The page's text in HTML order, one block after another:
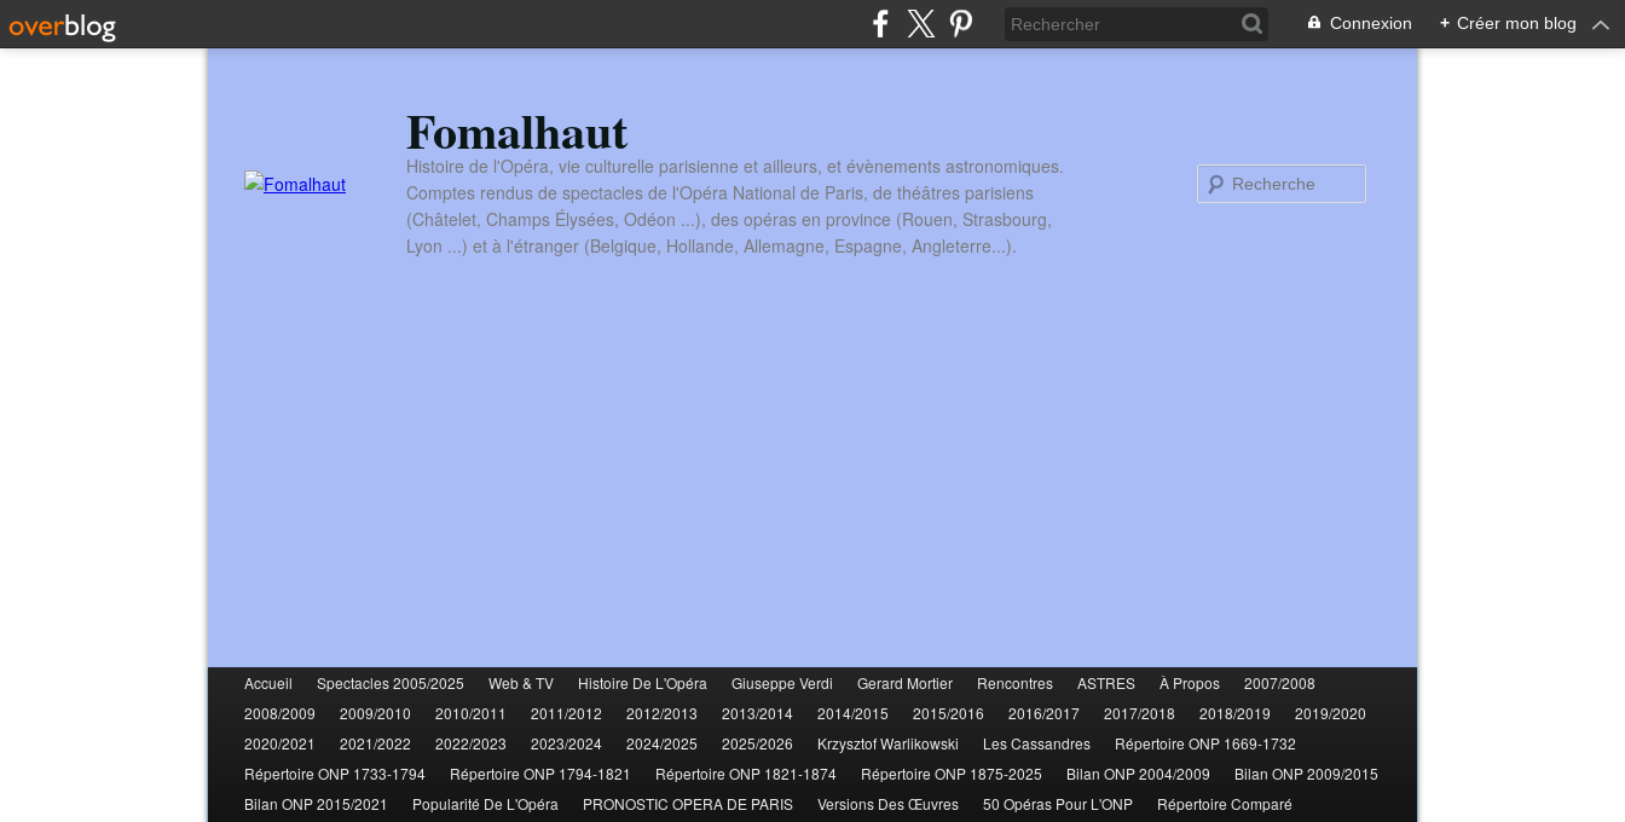
Connexion + Créer mon blog
Fomalhaut
Histoire de l'Opéra, vie culturelle parisienne et ailleurs, et évènements astronomiques.
Comptes rendus de spectacles de l'Opéra National de Paris, de théâtres parisiens
(Châtelet, Champs Élysées, Odéon ...), des opéras en province (Rouen, Strasbourg,
Lyon ...) et à l'étranger (Belgique, Hollande, Allemagne, Espagne, Angleterre...).
Accueil Spectacles 2005/2025 Web & TV Histoire De L'Opéra Giuseppe Verdi Gerard Mortier Rencontres ASTRES À Propos
2007/2008
2008/2009
2009/2010 2010/2011 2011/2012 2012/2013 2013/2014 2014/2015 2015/2016 2016/2017 2017/2018 2018/2019
2019/2020
2020/2021
2021/2022 2022/2023 2023/2024 2024/2025 2025/2026 Krzysztof Warlikowski Les Cassandres
Répertoire ONP 1669-1732
Répertoire ONP 1733-1794
Répertoire ONP 1794-1821 Répertoire ONP 1821-1874 Répertoire ONP 1875-2025 Bilan ONP 2004/2009
Bilan ONP 2009/2015
Bilan ONP 2015/2021
Popularité De L'Opéra PRONOSTIC OPERA DE PARIS Versions Des Œuvres 50 Opéras Pour L'ONP
Répertoire Comparé